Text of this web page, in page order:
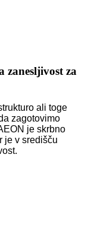
zanesljivost za
ali toge
zagotovimo
je skrbno
je v središču